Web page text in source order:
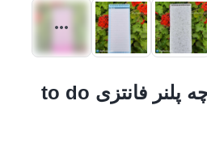
خرید و قیمت دفترچه پلنر فانتزی to do